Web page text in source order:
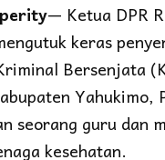
— Ketua DPR
keras
Bersenjata
Yahukimo,
seorang guru dan
kesehatan.